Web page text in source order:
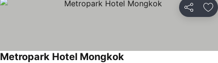
Jaa
Metropark Hotel Mongkok